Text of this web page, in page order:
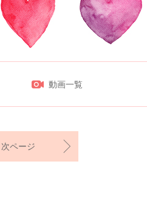
動画一覧
次ページ